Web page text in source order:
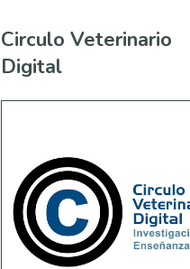
Circulo Veterinario
Digital